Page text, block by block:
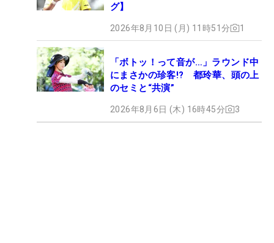
グ】
2026年8月10日 (月) 11時51分 1
「ボトッ！って音が…」ラウンド中
にまさかの珍客!? 都玲華、頭の上
のセミと“共演”
2026年8月6日 (木) 16時45分 3